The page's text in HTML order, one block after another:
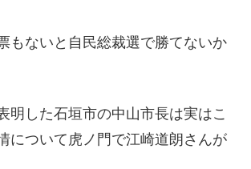
もないと自民総裁選で勝てないか
明した石垣市の中山市長は実はこ
について虎ノ門で江崎道朗さんが